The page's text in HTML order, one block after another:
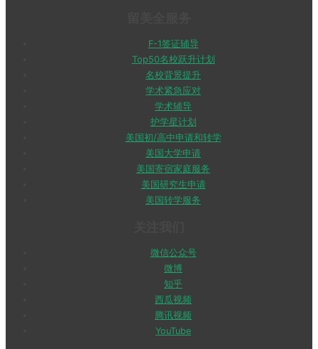
F-1签证辅导
Top50名校跃升计划
名校背景提升
学术紧急应对
学术辅导
护学星计划
美国初/高中申请和转学
美国大学申请
美国寄宿家庭服务
美国研究生申请
美国转学服务
微信公众号
微博
知乎
西瓜视频
腾讯视频
YouTube